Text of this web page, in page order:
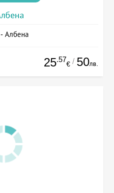
Албена
25.57
€ / 50лв.